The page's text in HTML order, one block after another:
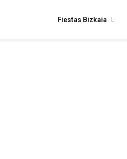
Fiestas Bizkaia